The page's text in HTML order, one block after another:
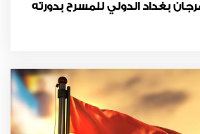
بغداد الدولي للمسرح بدورته